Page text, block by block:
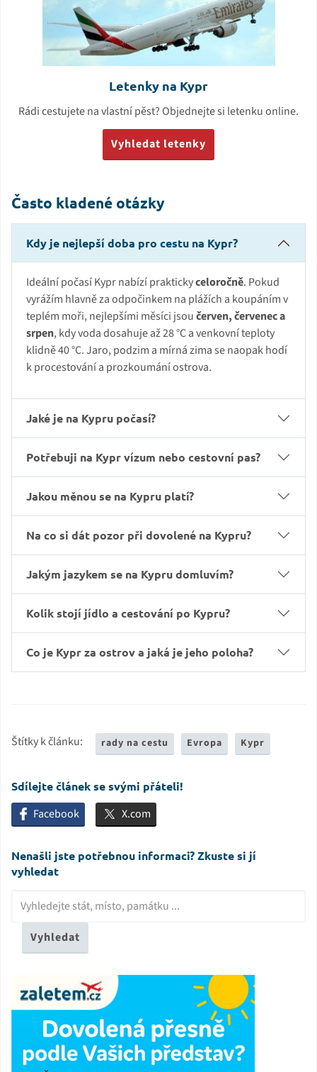
Letenky na Kypr
Rádi cestujete na vlastní pěst? Objednejte si letenku online.
Vyhledat letenky
Často kladené otázky
Kdy je nejlepší doba pro cestu na Kypr?
Ideální počasí Kypr nabízí praktickyceloročně. Pokud
vyrážím hlavně za odpočinkem na plážích a koupáním v
teplém moři, nejlepšími měsíci jsoučerven, červenec a
srpen, kdy voda dosahuje až 28 °C a venkovní teploty
klidně 40 °C. Jaro, podzim a mírná zima se naopak hodí
k procestování a prozkoumání ostrova.
Jaké je na Kypru počasí?
Potřebuji na Kypr vízum nebo cestovní pas?
Jakou měnou se na Kypru platí?
Na co si dát pozor při dovolené na Kypru?
Jakým jazykem se na Kypru domluvím?
Kolik stojí jídlo a cestování po Kypru?
Co je Kypr za ostrov a jaká je jeho poloha?
Štítky k článku: rady na cestu Evropa Kypr
Sdílejte článek se svými přáteli!
Facebook X.com
Nenašli jste potřebnou informaci? Zkuste si jí
vyhledat
Vyhledat